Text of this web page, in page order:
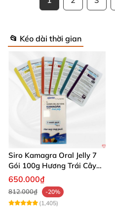
📂 Kéo dài thời gian
Siro Kamagra Oral Jelly 7
Gói 100g Hương Trái Cây
Tăng Cường Sinh Lý Nam
650.000₫
812.000₫
-20%
(1,405)